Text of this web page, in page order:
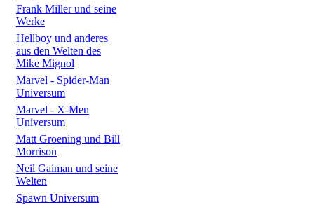
Frank Miller und seine
Werke
Hellboy und anderes
aus den Welten des
Mike Mignol
Marvel - Spider-Man
Universum
Marvel - X-Men
Universum
Matt Groening und Bill
Morrison
Neil Gaiman und seine
Welten
Spawn Universum